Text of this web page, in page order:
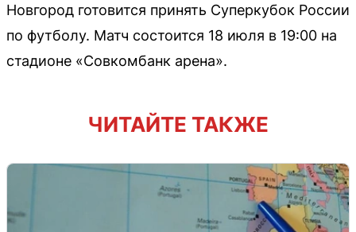
Новгород готовится принять Суперкубок России
по футболу. Матч состоится 18 июля в 19:00 на
стадионе «Совкомбанк арена».
ЧИТАЙТЕ ТАКЖЕ